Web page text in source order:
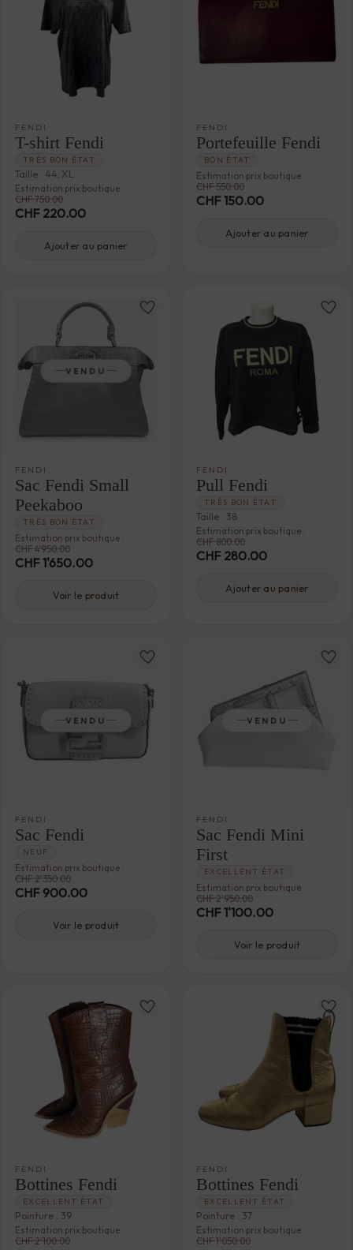
FENDI
T-shirt Fendi
TRÈS BON ÉTAT
Taille : 44, XL
Estimation prix boutique :
CHF 750.00
CHF 220.00
Ajouter au panier
FENDI
Portefeuille Fendi
BON ÉTAT
Estimation prix boutique :
CHF 550.00
CHF 150.00
Ajouter au panier
VENDU
FENDI
Sac Fendi Small
Peekaboo
TRÈS BON ÉTAT
Estimation prix boutique :
CHF 4'950.00
CHF 1'650.00
Voir le produit
FENDI
Pull Fendi
TRÈS BON ÉTAT
Taille : 38
Estimation prix boutique :
CHF 800.00
CHF 280.00
Ajouter au panier
VENDU
FENDI
Sac Fendi
NEUF
Estimation prix boutique :
CHF 2'350.00
CHF 900.00
Voir le produit
VENDU
FENDI
Sac Fendi Mini
First
EXCELLENT ÉTAT
Estimation prix boutique :
CHF 2'950.00
CHF 1'100.00
Voir le produit
FENDI
Bottines Fendi
EXCELLENT ÉTAT
Pointure : 39
Estimation prix boutique :
CHF 2'100.00
FENDI
Bottines Fendi
EXCELLENT ÉTAT
Pointure : 37
Estimation prix boutique :
CHF 1'050.00